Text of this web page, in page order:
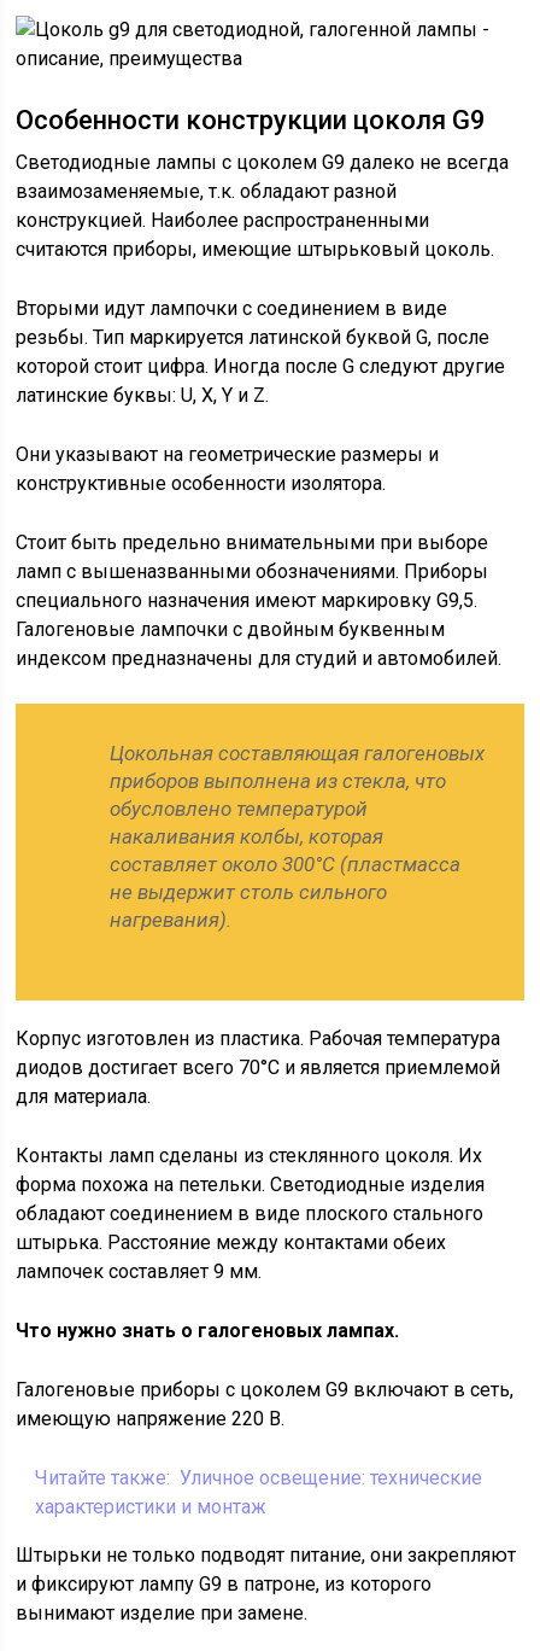
Особенности конструкции цоколя G9
Светодиодные лампы с цоколем G9 далеко не всегда
взаимозаменяемые, т.к. обладают разной
конструкцией. Наиболее распространенными
считаются приборы, имеющие штырьковый цоколь.
Вторыми идут лампочки с соединением в виде
резьбы. Тип маркируется латинской буквой G, после
которой стоит цифра. Иногда после G следуют другие
латинские буквы: U, X, Y и Z.
Они указывают на геометрические размеры и
конструктивные особенности изолятора.
Стоит быть предельно внимательными при выборе
ламп с вышеназванными обозначениями. Приборы
специального назначения имеют маркировку G9,5.
Галогеновые лампочки с двойным буквенным
индексом предназначены для студий и автомобилей.
Цокольная составляющая галогеновых
приборов выполнена из стекла, что
обусловлено температурой
накаливания колбы, которая
составляет около 300°C (пластмасса
не выдержит столь сильного
нагревания).
Корпус изготовлен из пластика. Рабочая температура
диодов достигает всего 70°C и является приемлемой
для материала.
Контакты ламп сделаны из стеклянного цоколя. Их
форма похожа на петельки. Светодиодные изделия
обладают соединением в виде плоского стального
штырька. Расстояние между контактами обеих
лампочек составляет 9 мм.
Что нужно знать о галогеновых лампах.
Галогеновые приборы с цоколем G9 включают в сеть,
имеющую напряжение 220 В.
Читайте также: Уличное освещение: технические
характеристики и монтаж
Штырьки не только подводят питание, они закрепляют
и фиксируют лампу G9 в патроне, из которого
вынимают изделие при замене.